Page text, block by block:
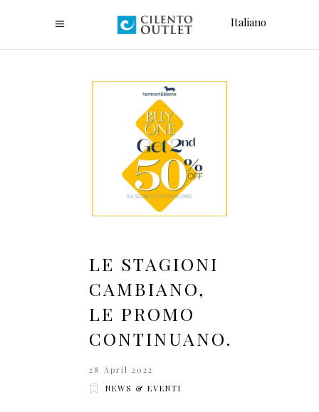
Italiano
LE STAGIONI
CAMBIANO,
LE PROMO
CONTINUANO.
28 April 2022
NEWS & EVENTI